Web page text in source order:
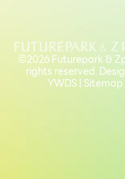
©2026 Futurepark &
rights reserved.
YWDS| Sitemap